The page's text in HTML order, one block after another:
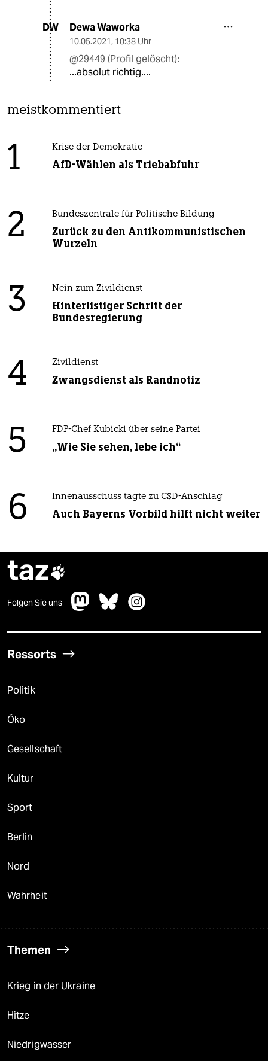
DW Dewa Waworka
10.05.2021, 10:38 Uhr
@29449 (Profil gelöscht):
...absolut richtig....
meistkommentiert
1 Krise der Demokratie
AfD-Wählen als Triebabfuhr
2 Bundeszentrale für Politische Bildung
Zurück zu den Antikommunistischen
Wurzeln
3 Nein zum Zivildienst
Hinterlistiger Schritt der
Bundesregierung
4 Zivildienst
Zwangsdienst als Randnotiz
5 FDP-Chef Kubicki über seine Partei
„Wie Sie sehen, lebe ich“
6 Innenausschuss tagte zu CSD-Anschlag
Auch Bayerns Vorbild hilft nicht weiter
taz
Folgen Sie uns
Ressorts
Politik
Öko
Gesellschaft
Kultur
Sport
Berlin
Nord
Wahrheit
Themen
Krieg in der Ukraine
Hitze
Niedrigwasser